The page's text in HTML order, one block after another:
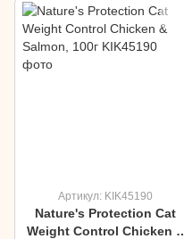
Артикул: KIK45190
Nature's Protection Cat
Weight Control Chicken &